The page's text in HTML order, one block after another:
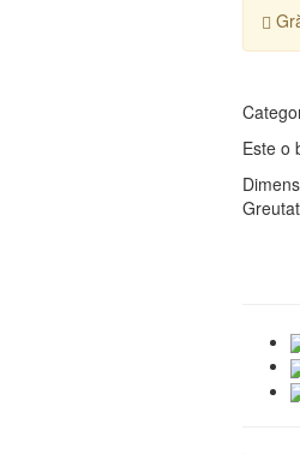
Este o